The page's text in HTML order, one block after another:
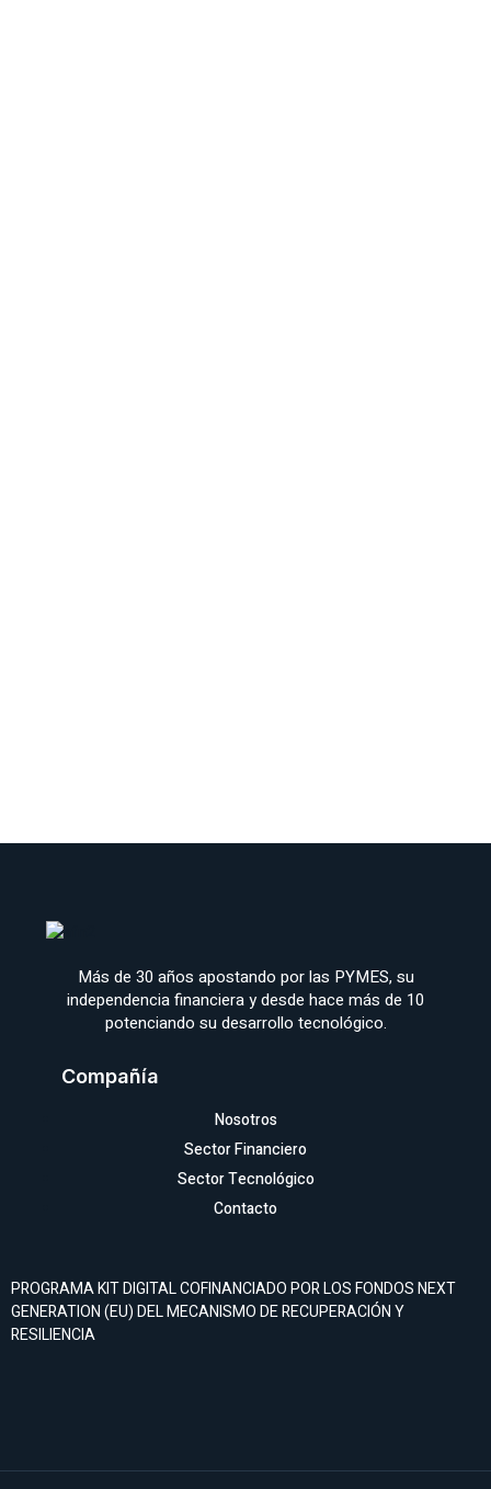
Más de 30 años apostando por las PYMES, su
independencia financiera y desde hace más de 10
potenciando su desarrollo tecnológico.
Compañía
Nosotros
Sector Financiero
Sector Tecnológico
Contacto
PROGRAMA KIT DIGITAL COFINANCIADO POR LOS FONDOS NEXT
GENERATION (EU) DEL MECANISMO DE RECUPERACIÓN Y
RESILIENCIA